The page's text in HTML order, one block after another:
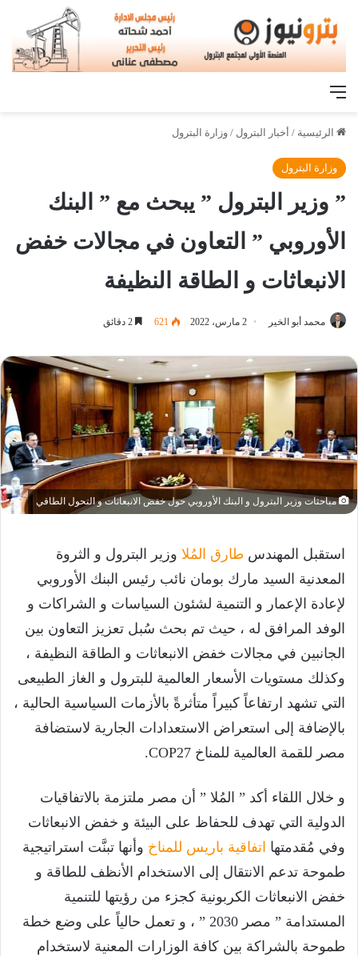
القائمة
الرئيسية / أخبار البترول / وزارة البترول
وزارة البترول
” وزير البترول ” يبحث مع ” البنك
الأوروبي ” التعاون في مجالات خفض
الانبعاثات و الطاقة النظيفة
محمد أبو الخير 2 مارس، 2022 621
مباحثات وزير البترول و البنك الأوروبي حول خفض الانبعاثات و التحول الطاقي
استقبل المهندس طارق المُلا وزير البترول و الثروة
المعدنية السيد مارك بومان نائب رئيس البنك الأوروبي
لإعادة الإعمار و التنمية لشئون السياسات و الشراكات و
الوفد المرافق له ، حيث تم بحث سُبل تعزيز التعاون بين
الجانبين في مجالات خفض الانبعاثات و الطاقة النظيفة ،
وكذلك مستويات الأسعار العالمية للبترول و الغاز الطبيعى
التي تشهد ارتفاعاً كبيراً متأثرةً بالأزمات السياسية الحالية ،
بالإضافة إلى استعراض الاستعدادات الجارية لاستضافة
مصر للقمة العالمية للمناخ COP27.
و خلال اللقاء أكد ” المُلا ” أن مصر ملتزمة بالاتفاقيات
الدولية التي تهدف للحفاظ على البيئة و خفض الانبعاثات
وفي مُقدمتها اتفاقية باريس للمناخ وأنها تبنَّت استراتيجية
طموحة تدعم الانتقال إلى الاستخدام الأنظف للطاقة و
خفض الانبعاثات الكربونية كجزء من رؤيتها للتنمية
المستدامة ” مصر 2030 ” ، و تعمل حالياً على وضع خطة
طموحة بالشراكة بين كافة الوزارات المعنية لاستخدام